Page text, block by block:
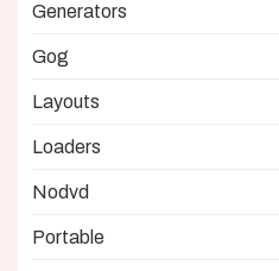
Generators
Gog
Layouts
Loaders
Nodvd
Portable